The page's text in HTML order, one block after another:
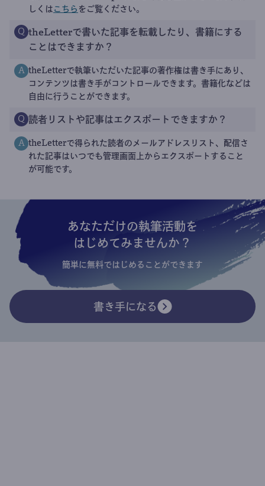
しくは こちら をご覧ください。
Q theLetterで書いた記事を転載したり、書籍にする
ことはできますか？
A theLetterで執筆いただいた記事の著作権は書き手にあり、
コンテンツは書き手がコントロールできます。書籍化などは
自由に行うことができます。
Q 読者リストや記事はエクスポートできますか？
A theLetterで得られた読者のメールアドレスリスト、配信さ
れた記事はいつでも管理画面上からエクスポートすること
が可能です。
あなただけの執筆活動を
はじめてみませんか？
簡単に無料ではじめることができます
書き手になる